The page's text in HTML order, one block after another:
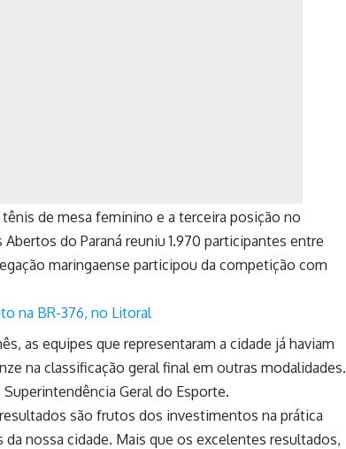
de mesa feminino e a terceira posição no
do Paraná reuniu 1.970 participantes entre
maringaense participou da competição com
na BR-376, no Litoral
as equipes que representaram a cidade já haviam
na classificação geral final em outras modalidades.
Geral do Esporte.
são frutos dos investimentos na prática
nossa cidade. Mais que os excelentes resultados,